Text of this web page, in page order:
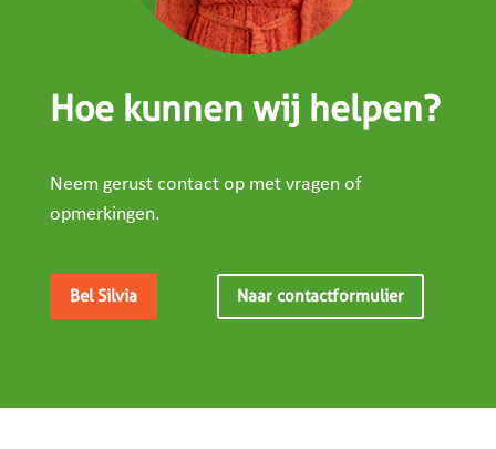
Hoe kunnen wij helpen?
Neem gerust contact op met vragen of
opmerkingen.
Bel Silvia Naar contactformulier